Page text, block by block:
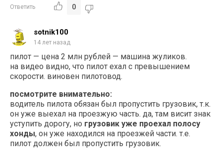
Ответить 0
sotnik100
14 лет назад
пилот — цена 2 млн рублей — машина жуликов.
на видео видно, что пилот ехал с превышением
скорости. виновен пилотовод.
посмотрите внимательно:
водитель пилота обязан был пропустить грузовик, т.к.
он уже выехал на проезжую часть. да, там висит знак
уступить дорогу, но грузовик уже проехал полосу
хонды, он уже находился на проезжей части. т.е.
пилот должен был пропустить грузовик.